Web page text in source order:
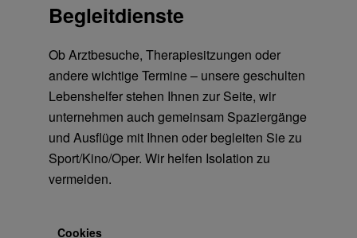
Begleitdienste
Ob Arztbesuche, Therapiesitzungen oder
andere wichtige Termine – unsere geschulten
Lebenshelfer stehen Ihnen zur Seite, wir
unternehmen auch gemeinsam Spaziergänge
und Ausflüge mit Ihnen oder begleiten Sie zu
Sport/Kino/Oper. Wir helfen Isolation zu
vermeiden.
Cookies